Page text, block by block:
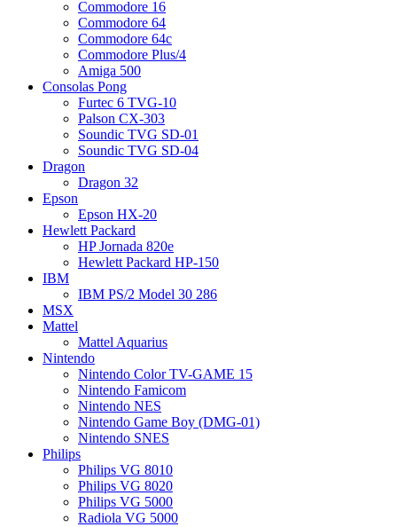
Commodore 16
Commodore 64
Commodore 64c
Commodore Plus/4
Amiga 500
Consolas Pong
Furtec 6 TVG-10
Palson CX-303
Soundic TVG SD-01
Soundic TVG SD-04
Dragon
Dragon 32
Epson
Epson HX-20
Hewlett Packard
HP Jornada 820e
Hewlett Packard HP-150
IBM
IBM PS/2 Model 30 286
MSX
Mattel
Mattel Aquarius
Nintendo
Nintendo Color TV-GAME 15
Nintendo Famicom
Nintendo NES
Nintendo Game Boy (DMG-01)
Nintendo SNES
Philips
Philips VG 8010
Philips VG 8020
Philips VG 5000
Radiola VG 5000